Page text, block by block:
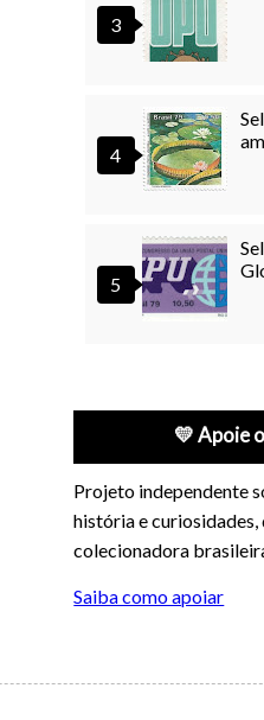
💛 Apoie
Projeto independente
história e
colecionadora
Saiba como apoiar